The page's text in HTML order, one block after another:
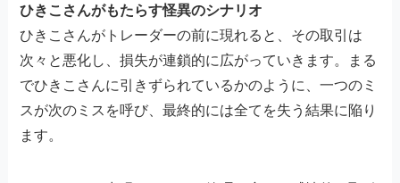
ひきこさんがもたらす怪異のシナリオ
ひきこさんがトレーダーの前に現れると、その取引は
次々と悪化し、損失が連鎖的に広がっていきます。まる
でひきこさんに引きずられているかのように、一つのミ
スが次のミスを呼び、最終的には全てを失う結果に陥り
ます。